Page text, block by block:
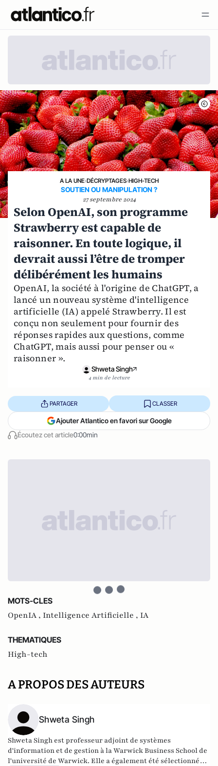
A LA UNE›DÉCRYPTAGES›HIGH-TECH
SOUTIEN OU MANIPULATION ?
27 septembre 2024
Selon OpenAI, son programme
Strawberry est capable de
raisonner. En toute logique, il
devrait aussi l’être de tromper
délibérément les humains
OpenAI, la société à l'origine de ChatGPT, a
lancé un nouveau système d'intelligence
artificielle (IA) appelé Strawberry. Il est
conçu non seulement pour fournir des
réponses rapides aux questions, comme
ChatGPT, mais aussi pour penser ou «
raisonner ».
Shweta Singh
4 min de lecture
Écoutez cet article0:00min
PARTAGER CLASSER
Ajouter Atlantico en favori sur Google
MOTS-CLES
OpenIA , Intelligence Artificielle , IA
THEMATIQUES
High-tech
A PROPOS DES AUTEURS
Shweta Singh
Shweta Singh est professeur adjoint de systèmes
d'information et de gestion à la Warwick Business School de
l'université de Warwick. Elle a également été sélectionnée